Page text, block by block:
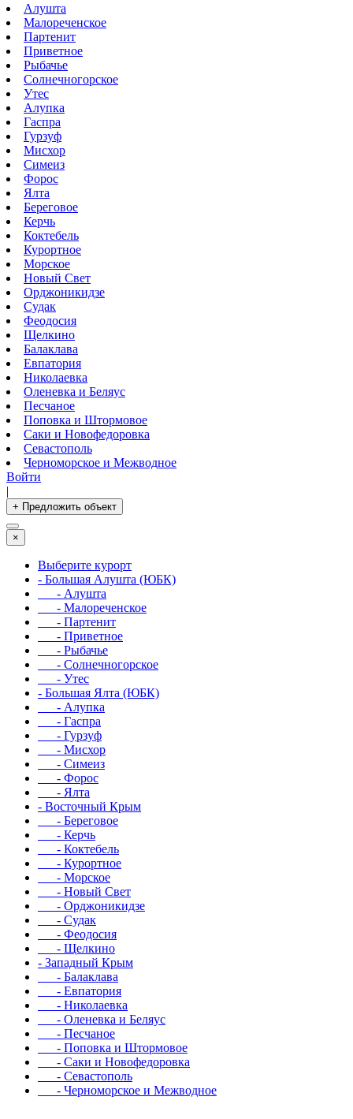
Алушта
Малореченское
Партенит
Приветное
Рыбачье
Солнечногорское
Утес
Алупка
Гаспра
Гурзуф
Мисхор
Симеиз
Форос
Ялта
Береговое
Керчь
Коктебель
Курортное
Морское
Новый Свет
Орджоникидзе
Судак
Феодосия
Щелкино
Балаклава
Евпатория
Николаевка
Оленевка и Беляус
Песчаное
Поповка и Штормовое
Саки и Новофедоровка
Севастополь
Черноморское и Межводное
Войти
|
+ Предложить объект
×
Выберите курорт
- Большая Алушта (ЮБК)
- Алушта
- Малореченское
- Партенит
- Приветное
- Рыбачье
- Солнечногорское
- Утес
- Большая Ялта (ЮБК)
- Алупка
- Гаспра
- Гурзуф
- Мисхор
- Симеиз
- Форос
- Ялта
- Восточный Крым
- Береговое
- Керчь
- Коктебель
- Курортное
- Морское
- Новый Свет
- Орджоникидзе
- Судак
- Феодосия
- Щелкино
- Западный Крым
- Балаклава
- Евпатория
- Николаевка
- Оленевка и Беляус
- Песчаное
- Поповка и Штормовое
- Саки и Новофедоровка
- Севастополь
- Черноморское и Межводное